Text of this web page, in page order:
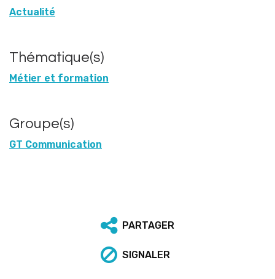
Actualité
Thématique(s)
Métier et formation
Groupe(s)
GT Communication
PARTAGER
SIGNALER